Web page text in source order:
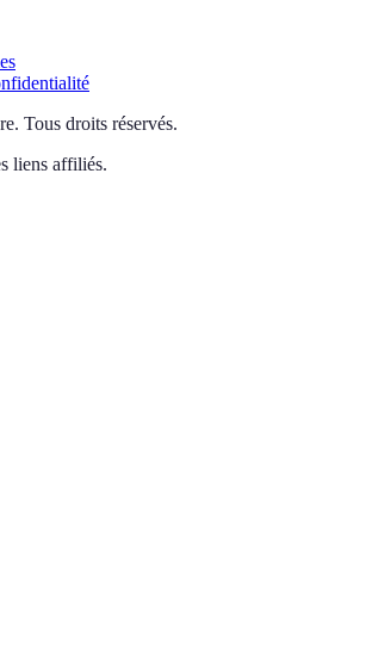
. Tous droits réservés.
liens affiliés.